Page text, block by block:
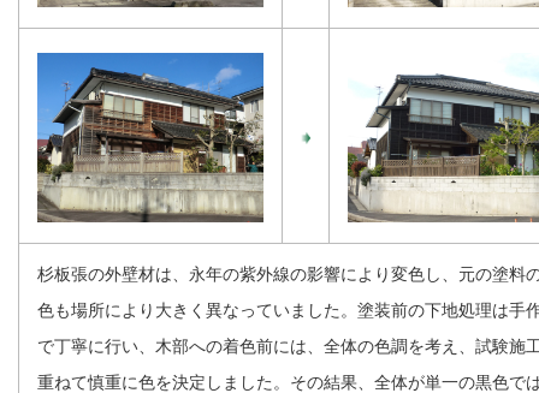
杉板張の外壁材は、永年の紫外線の影響により変色し、元の塗料
色も場所により大きく異なっていました。塗装前の下地処理は手
で丁寧に行い、木部への着色前には、全体の色調を考え、試験施
重ねて慎重に色を決定しました。その結果、全体が単一の黒色で